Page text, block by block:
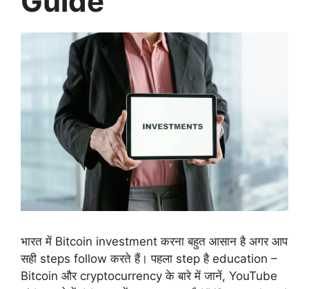
भारत में Bitcoin investment करना बहुत आसान है अगर आप
सही steps follow करते हैं। पहला step है education –
Bitcoin और cryptocurrency के बारे में जानें, YouTube